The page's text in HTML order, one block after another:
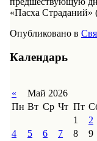
«Пасха Страданий»
Опубликовано в
Календарь
« Май 2026
Пн Вт Ср Чт Пт
1
2
4
5 6 7 8 9